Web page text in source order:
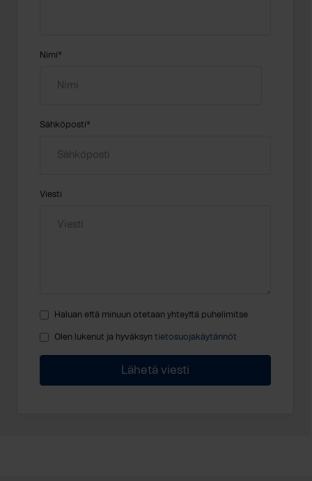
Nimi*
Sähköposti*
Viesti
Haluan että minuun otetaan yhteyttä puhelimitse
Olen lukenut ja hyväksyn tietosuojakäytännöt